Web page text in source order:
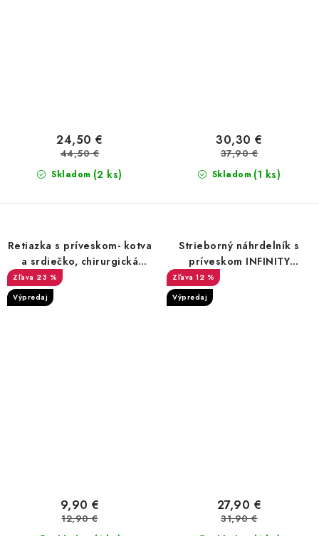
Skladom (2 ks)
24,50 €
44,50 €
Skladom (1 ks)
30,30 €
37,90 €
Retiazka s príveskom- kotva
a srdiečko, chirurgická
oceľ, zlatá farba
23 %
Výpredaj
9,90 €
12,90 €
Strieborný náhrdelník s
príveskom INFINITY
nekonečno
12 %
Výpredaj
27,90 €
31,90 €